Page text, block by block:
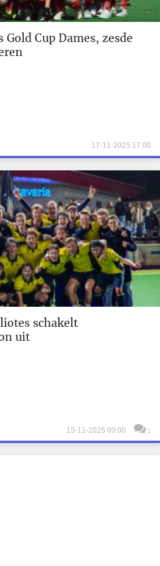
Cup Dames, zesde
17-11-2025 17:00
schakelt
uit
15-11-2025 09:00 1